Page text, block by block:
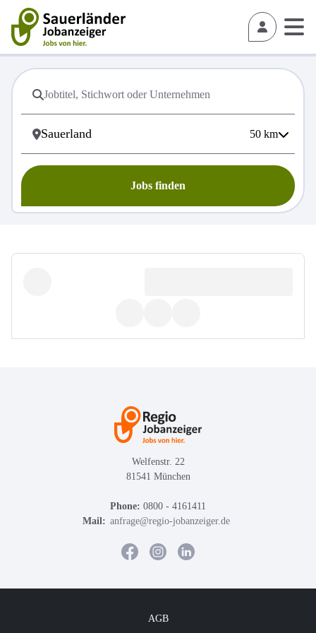
50 km
Jobs finden
Welfenstr. 22
81541 München
Phone: 0800 - 4161411
Mail: anfrage@regio-jobanzeiger.de
AGB